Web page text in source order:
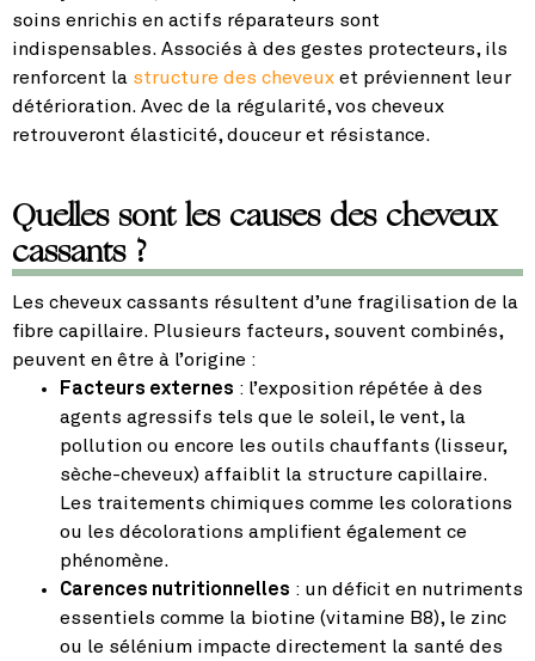
soins enrichis en actifs réparateurs sont
indispensables. Associés à des gestes protecteurs, ils
renforcent la structure des cheveux et préviennent leur
détérioration. Avec de la régularité, vos cheveux
retrouveront élasticité, douceur et résistance.
Quelles sont les causes des cheveux
cassants ?
Les cheveux cassants résultent d’une fragilisation de la
fibre capillaire. Plusieurs facteurs, souvent combinés,
peuvent en être à l’origine :
Facteurs externes : l’exposition répétée à des
agents agressifs tels que le soleil, le vent, la
pollution ou encore les outils chauffants (lisseur,
sèche-cheveux) affaiblit la structure capillaire.
Les traitements chimiques comme les colorations
ou les décolorations amplifient également ce
phénomène.
Carences nutritionnelles : un déficit en nutriments
essentiels comme la biotine (vitamine B8), le zinc
ou le sélénium impacte directement la santé des